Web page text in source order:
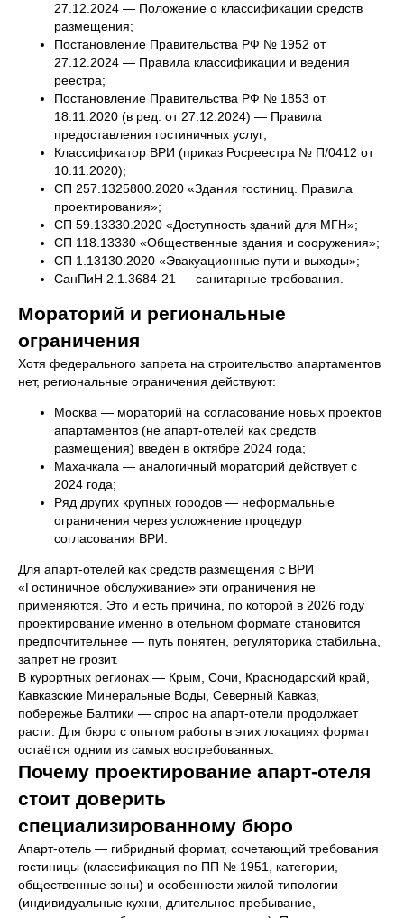
27.12.2024 — Положение о классификации средств
размещения;
Постановление Правительства РФ № 1952 от
27.12.2024 — Правила классификации и ведения
реестра;
Постановление Правительства РФ № 1853 от
18.11.2020 (в ред. от 27.12.2024) — Правила
предоставления гостиничных услуг;
Классификатор ВРИ (приказ Росреестра № П/0412 от
10.11.2020);
СП 257.1325800.2020 «Здания гостиниц. Правила
проектирования»;
СП 59.13330.2020 «Доступность зданий для МГН»;
СП 118.13330 «Общественные здания и сооружения»;
СП 1.13130.2020 «Эвакуационные пути и выходы»;
СанПиН 2.1.3684-21 — санитарные требования.
Мораторий и региональные
ограничения
Хотя федерального запрета на строительство апартаментов
нет, региональные ограничения действуют:
Москва — мораторий на согласование новых проектов
апартаментов (не апарт-отелей как средств
размещения) введён в октябре 2024 года;
Махачкала — аналогичный мораторий действует с
2024 года;
Ряд других крупных городов — неформальные
ограничения через усложнение процедур
согласования ВРИ.
Для апарт-отелей как средств размещения с ВРИ
«Гостиничное обслуживание» эти ограничения не
применяются. Это и есть причина, по которой в 2026 году
проектирование именно в отельном формате становится
предпочтительнее — путь понятен, регуляторика стабильна,
запрет не грозит.
В курортных регионах — Крым, Сочи, Краснодарский край,
Кавказские Минеральные Воды, Северный Кавказ,
побережье Балтики — спрос на апарт-отели продолжает
расти. Для бюро с опытом работы в этих локациях формат
остаётся одним из самых востребованных.
Почему проектирование апарт-отеля
стоит доверить
специализированному бюро
Апарт-отель — гибридный формат, сочетающий требования
гостиницы (классификация по ПП № 1951, категории,
общественные зоны) и особенности жилой типологии
(индивидуальные кухни, длительное пребывание,